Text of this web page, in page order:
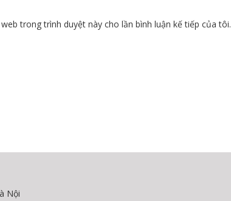
trong trình duyệt này cho lần bình luận kế tiếp của tôi.
Nội